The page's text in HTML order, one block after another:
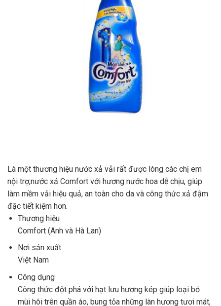
Là một thương hiệu nước xả vải rất được lòng các chị em
nội trợ,nước xả Comfort với hương nước hoa dễ chịu, giúp
làm mềm vải hiệu quả, an toàn cho da và công thức xả đậm
đặc tiết kiệm hơn.
Thương hiệu
Comfort (Anh và Hà Lan)
Nơi sản xuất
Việt Nam
Công dụng
Công thức đột phá với hạt lưu hương kép giúp loại bỏ
mùi hôi trên quần áo, bung tỏa những làn hương tươi mát,